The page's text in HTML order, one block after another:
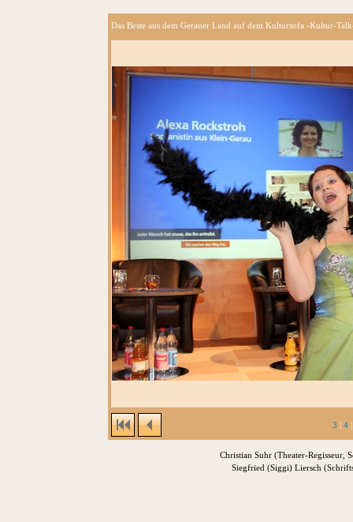
Das Beste aus dem Gerauer Land auf dem Kultursofa -Kultur-
3 | 4
Christian Suhr (Theater-Regisseur,
Siegfried (Siggi) Liersch